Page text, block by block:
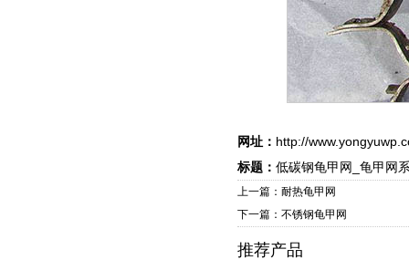
网址： http://
标题： 低碳钢龟甲网_龟甲网
上一篇：耐热龟甲网
下一篇：不锈钢龟甲网
推荐产品